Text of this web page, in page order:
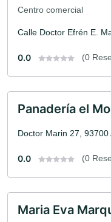
Centro comercial
Calle Doctor Efrén E.
0.0 (0
Panadería el
Doctor Marin 27, 93700
0.0 (0
Maria Eva